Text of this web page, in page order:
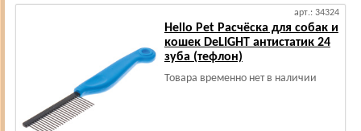
арт.: 34324
Hello Pet Расчёска для собак и
кошек DeLIGHT антистатик 24
зуба (тефлон)
Товара временно нет в наличии